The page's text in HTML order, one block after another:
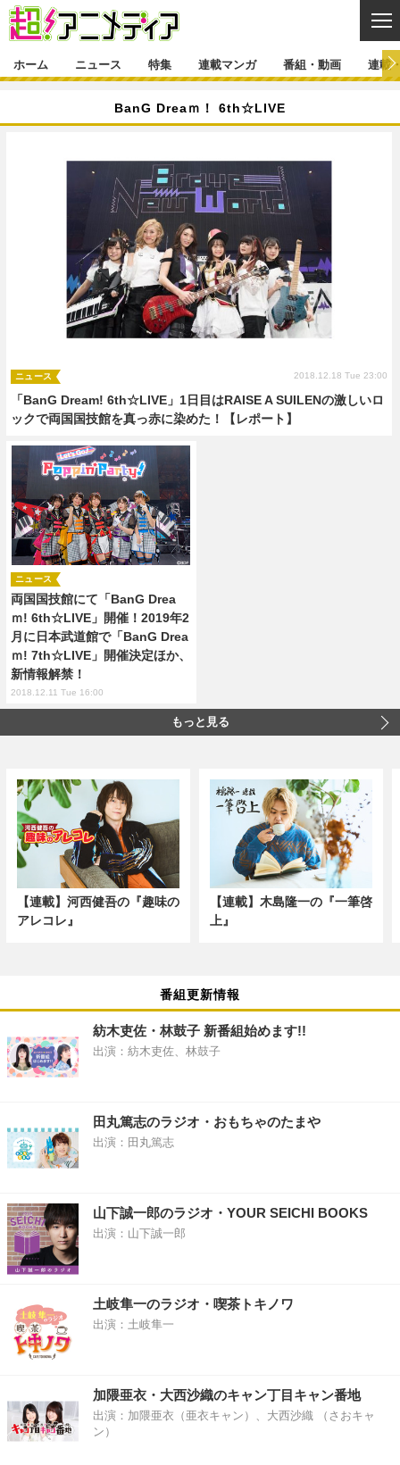
ゲーム・アプリ マンガ
映画 音楽
グッズ イベント
声優 コスプレ
舞台 新帝スタ
特集一覧 カバー
インタビュー レポート
ラキりす
連載マンガ一覧 連載一覧
番組・動画一覧 ラジオ
動画
連載・ブログ
連載・ブログ一覧 コラム
編集部ブログ・お知らせ
ホーム ニュース 特集 連載マンガ 番組・動画 連載
BanG Dreaｍ！ 6th☆LIVE
「BanG Dream! 6th☆LIVE」1日目はRAISE A SUILENの激しいロ
ックで両国国技館を真っ赤に染めた！【レポート】
ニュース 2018.12.18 Tue 23:00
両国国技館にて「BanG Drea
ｍ! 6th☆LIVE」開催！2019年2
月に日本武道館で「BanG Drea
ｍ! 7th☆LIVE」開催決定ほか、
新情報解禁！
ニュース
2018.12.11 Tue 16:00
もっと見る
【連載】河西健吾の『趣味の
アレコレ』
【連載】木島隆一の『一筆啓
上』
番組更新情報
紡木吏佐・林鼓子 新番組始めます!!
出演：紡木吏佐、林鼓子
田丸篤志のラジオ・おもちゃのたまや
出演：田丸篤志
山下誠一郎のラジオ・YOUR SEICHI BOOKS
出演：山下誠一郎
土岐隼一のラジオ・喫茶トキノワ
出演：土岐隼一
加隈亜衣・大西沙織のキャン丁目キャン番地
出演：加隈亜衣（亜衣キャン）、大西沙織 （さおキャ
ン）